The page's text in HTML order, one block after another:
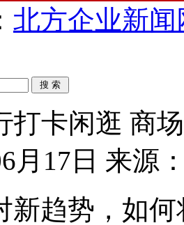
北方企业新闻
打卡闲逛 商
月17日 来源
新趋势，如